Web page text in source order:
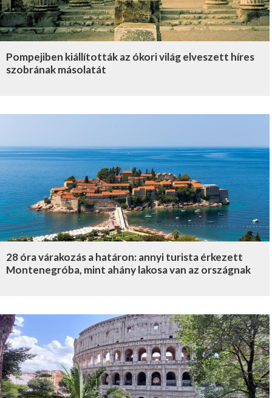
Pompejiben kiállították az ókori világ elveszett híres
szobrának másolatát
28 óra várakozás a határon: annyi turista érkezett
Montenegróba, mint ahány lakosa van az országnak